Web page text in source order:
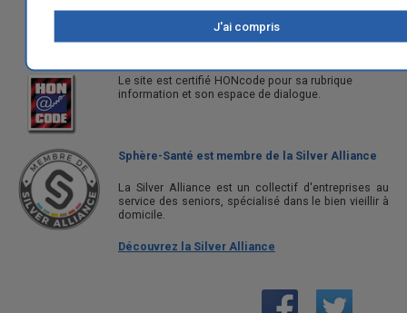
ainsi toute votre autonomie.
Le site est certifié HONcode pour sa rubrique
information et son espace de dialogue.
Sphère-Santé est membre de la Silver Alliance
La Silver Alliance est un collectif d'entreprises au
service des seniors, spécialisé dans le bien vieillir à
domicile.
Découvrez la Silver Alliance
J'ai compris